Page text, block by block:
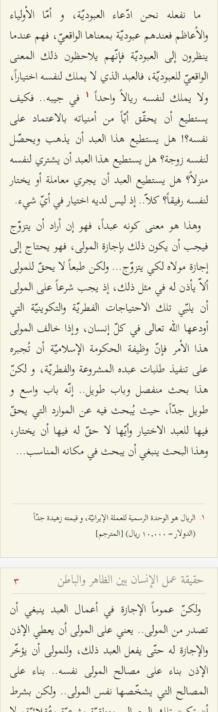
ما نفعله نحن ادّعاء العبوديّة، و أمّا الأولياء
والأعاظم فعندهم عبوديّة بمعناها الواقعيّ، فهم عندما
ينظرون إلى العبوديّة فإنّهم يلاحظون ذلك المعنى
الواقعيّ للعبوديّة، فالعبد الذي لا يملك لنفسه اختياراً،
ولا يملك لنفسه ريالاً واحداً
۱
في جيبه.. فكيف
يستطيع أن يحقّق أيّاً من أمنياته بالاعتماد على
نفسه؟! هل يستطيع هذا العبد أن يذهب ويحصّل
لنفسه زوجة؟ هل يستطيع هذا العبد أن يشتري لنفسه
منزلاً؟ هل يستطيع العبد أن يجري معاملة أو يختار
لنفسه رفيقاً؟ كلاّ.. إذ ليس لديه اختيار في أيّ شيء.
وهذا هو معنى كونه عبداً، فهو إن أراد أن يتزوّج
فيجب أن يكون ذلك بإجازة المولى، فهو يحتاج إلى
إجازة مولاه لكي يتزوّج... ولكن طبعاً لا يحقّ للمولى
ألاّ يأذن له في مثل ذلك، إذ يجب شرعاً على المولى
أن يلبّي تلك الاحتياجات الفطريّة والتكوينيّة التي
أودعها الله تعالى في كلّ إنسان، وإذا خالف المولى
هذا الأمر فإنّ وظيفة الحكومة الإسلاميّة أن تُجبره
على تنفيذ طلبات عبده المشروعة والفطريّة، و لكنّ
هذا بحث منفصل وباب طويل.. إنّه باب واسع و
طويل جدّاً، حيث يُبحث فيه عن الموارد التي يحقّ
فيها للعبد الاختيار وأيّها لا حقّ له فيها أن يختار،
وهذا البحث ينبغي أن يبحث في مكانه المناسب...
الريال هو الوحدة الرسمية للعملة الإيرانيّة، و قيمته زهيدة جدّاً
(الدولار = ۱۰,۰۰۰ ريال) [المترجم]
حقيقة عمل الإنسان بين الظاهر والباطن 3
ولكنّ عموماً الإجازة في أعمال العبد ينبغي أن
تصدر من المولى.. يعني على المولى أن يعطي الإذن
والإجازة له حتّى يفعل العبد ذلك، وللمولى أن يؤخّر
الإذن بناء على مصالح المولى نفسه.. بناء على
المصالح التي يشخّصها نفس المولى.. ولكن بشرط